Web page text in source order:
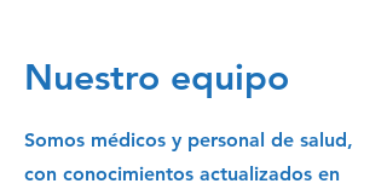
Nuestro equipo
Somos médicos y personal de salud,
con conocimientos actualizados en